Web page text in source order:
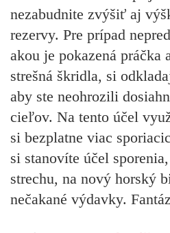
nezabudnite zvýšiť aj
rezervy. Pre prípad
akou je pokazená práčka
strešná škridla, si
aby ste neohrozili
cieľov. Na tento účel
si bezplatne viac
si stanovíte účel
strechu, na nový horský
nečakané výdavky.